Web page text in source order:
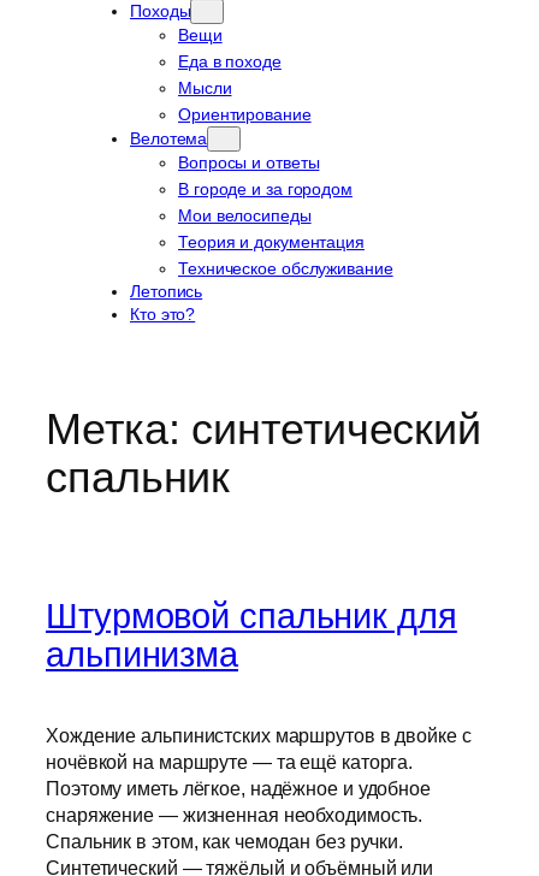
Походы
Вещи
Еда в походе
Мысли
Ориентирование
Велотема
Вопросы и ответы
В городе и за городом
Мои велосипеды
Теория и документация
Техническое обслуживание
Летопись
Кто это?
Метка: синтетический
спальник
Штурмовой спальник для
альпинизма
Хождение альпинистских маршрутов в двойке с
ночёвкой на маршруте — та ещё каторга.
Поэтому иметь лёгкое, надёжное и удобное
снаряжение — жизненная необходимость.
Спальник в этом, как чемодан без ручки.
Синтетический — тяжёлый и объёмный или